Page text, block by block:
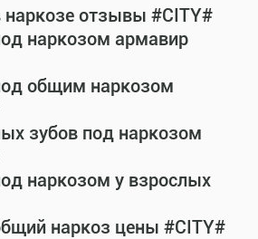
наркозе отзывы #CITY#
наркозом армавир
общим наркозом
зубов под наркозом
наркозом у взрослых
наркоз цены #CITY#